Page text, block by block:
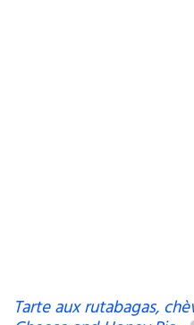
Tarte aux rutabagas,